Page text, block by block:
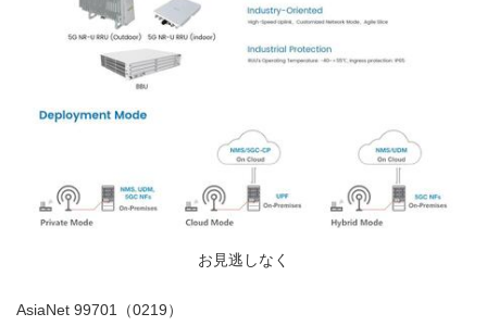
お見逃しなく
AsiaNet 99701（0219）